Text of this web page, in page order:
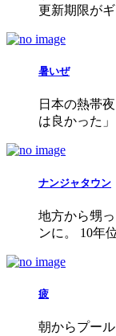
更新期限が
暑いぜ
日本の熱帯
は良かった
ナンジャタウン
地方から甥
ンに。 10年
疲
朝からプー